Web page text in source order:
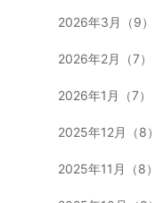
2026年3月（9）
2026年2月（7）
2026年1月（7）
2025年12月（8）
2025年11月（8）